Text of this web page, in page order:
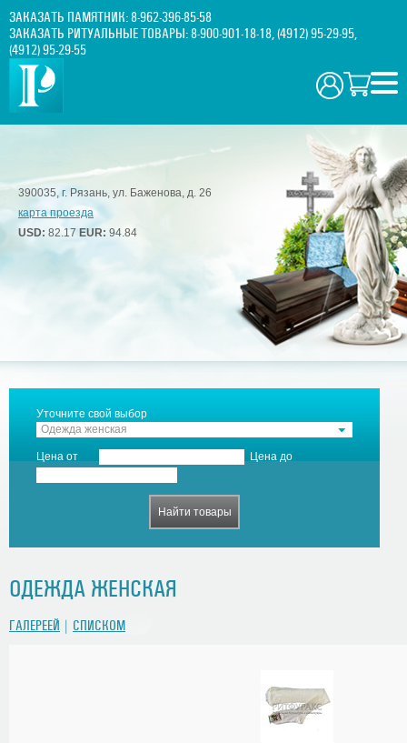
ЗАКАЗАТЬ ПАМЯТНИК:8-962-396-85-58
ЗАКАЗАТЬ РИТУАЛЬНЫЕ ТОВАРЫ:8-900-901-18-18,(4912) 95-29-95,
(4912) 95-29-55
390035, г. Рязань, ул. Баженова, д. 26
карта проезда
USD: 82.17 EUR: 94.84
Уточните свой выбор
Одежда женская
Цена от Цена до
ОДЕЖДА ЖЕНСКАЯ
ГАЛЕРЕЕЙ | СПИСКОМ